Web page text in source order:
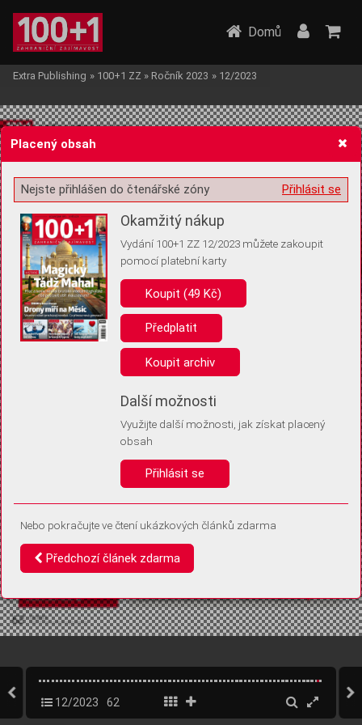
Žádost o souhlas s ukládáním volitelných informací
Pro základní fungování webu nepotřebujeme ukládat žádné informace
(tzv. cookies apod.). Rádi bychom vás ale požádali o souhlas s
uložením volitelných informací:
Anonymní unikátní ID
Díky němu příště poznáme, že se jedná o stejné zařízení, a
Identifikátor je zcela anonymní.
Vaše souhlasy a odmítnutí si ukládáme do vašeho zařízení, abychom se
vás už příště znovu neptali. Můžete je kdykoli později upravit ve Správě
Domů
Extra Publishing » 100+1 ZZ » Ročník 2023 » 12/2023
12/2023 62
Placený obsah
Přihlásit se
Nejste přihlášen do čtenářské zóny
Okamžitý nákup
Vydání 100+1 ZZ 12/2023 můžete zakoupit
pomocí platební karty
Koupit (49 Kč)
Předplatit
Koupit archiv
Další možnosti
Využijte další možnosti, jak získat placený
obsah
Přihlásit se
Nebo pokračujte ve čtení ukázkových článků zdarma
Předchozí článek zdarma